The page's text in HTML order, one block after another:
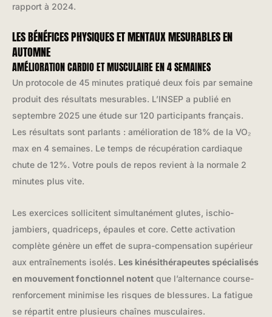
rapport à 2024.
LES BÉNÉFICES PHYSIQUES ET MENTAUX MESURABLES EN
AUTOMNE
AMÉLIORATION CARDIO ET MUSCULAIRE EN 4 SEMAINES
Un protocole de 45 minutes pratiqué deux fois par semaine
produit des résultats mesurables. L’INSEP a publié en
septembre 2025 une étude sur 120 participants français.
Les résultats sont parlants : amélioration de 18% de la VO₂
max en 4 semaines. Le temps de récupération cardiaque
chute de 12%. Votre pouls de repos revient à la normale 2
minutes plus vite.
Les exercices sollicitent simultanément glutes, ischio-
jambiers, quadriceps, épaules et core. Cette activation
complète génère un effet de supra-compensation supérieur
aux entraînements isolés. Les kinésithérapeutes spécialisés
en mouvement fonctionnel notent que l’alternance course-
renforcement minimise les risques de blessures. La fatigue
se répartit entre plusieurs chaînes musculaires.